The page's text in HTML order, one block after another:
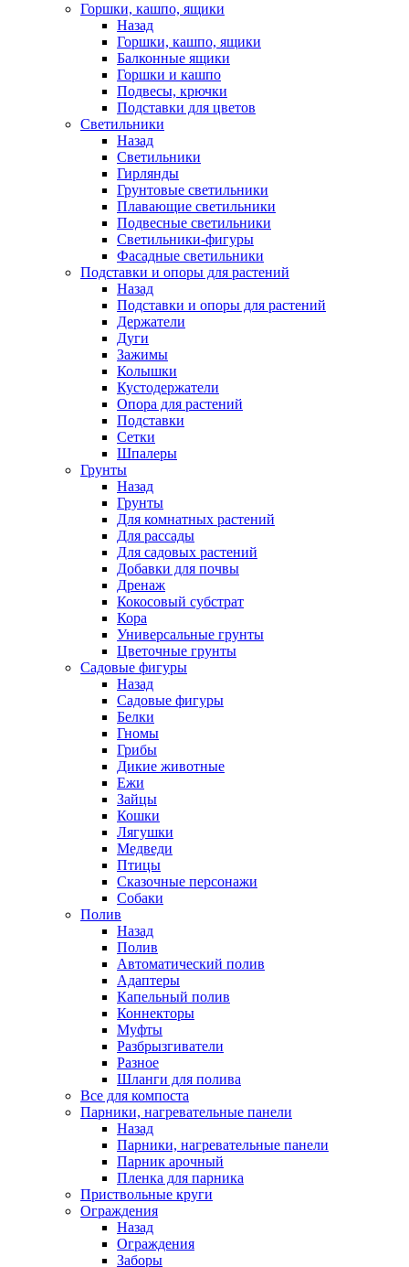
Горшки, кашпо, ящики
Назад
Горшки, кашпо, ящики
Балконные ящики
Горшки и кашпо
Подвесы, крючки
Подставки для цветов
Светильники
Назад
Светильники
Гирлянды
Грунтовые светильники
Плавающие светильники
Подвесные светильники
Светильники-фигуры
Фасадные светильники
Подставки и опоры для растений
Назад
Подставки и опоры для растений
Держатели
Дуги
Зажимы
Колышки
Кустодержатели
Опора для растений
Подставки
Сетки
Шпалеры
Грунты
Назад
Грунты
Для комнатных растений
Для рассады
Для садовых растений
Добавки для почвы
Дренаж
Кокосовый субстрат
Кора
Универсальные грунты
Цветочные грунты
Садовые фигуры
Назад
Садовые фигуры
Белки
Гномы
Грибы
Дикие животные
Ежи
Зайцы
Кошки
Лягушки
Медведи
Птицы
Сказочные персонажи
Собаки
Полив
Назад
Полив
Автоматический полив
Адаптеры
Капельный полив
Коннекторы
Муфты
Разбрызгиватели
Разное
Шланги для полива
Все для компоста
Парники, нагревательные панели
Назад
Парники, нагревательные панели
Парник арочный
Пленка для парника
Приствольные круги
Ограждения
Назад
Ограждения
Заборы